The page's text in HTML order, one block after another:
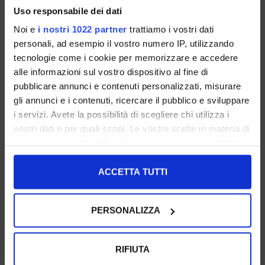
Uso responsabile dei dati
Noi e i nostri 1022 partner trattiamo i vostri dati
personali, ad esempio il vostro numero IP, utilizzando
tecnologie come i cookie per memorizzare e accedere
alle informazioni sul vostro dispositivo al fine di
pubblicare annunci e contenuti personalizzati, misurare
gli annunci e i contenuti, ricercare il pubblico e sviluppare
i servizi. Avete la possibilità di scegliere chi utilizza i
vostri dati e per quali scopi. Le vostre scelte in materia di
in cui avete effettuato le vostre scelte. È possibile
modificare o revocare il proprio consenso in qualsiasi
momento dalla Dichiarazione sui cookie o facendo clic
Con il tuo consenso, vorremmo anche:
raccogliere informazioni sulla tua posizione
ACCETTA TUTTI
PERSONALIZZA
RIFIUTA
BIANCO
LAMINATO
LAMINATO PLATINO